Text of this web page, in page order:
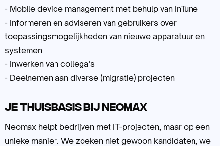
- Mobile device management met behulp van InTune
- Informeren en adviseren van gebruikers over
toepassingsmogelijkheden van nieuwe apparatuur en
systemen
- Inwerken van collega’s
- Deelnemen aan diverse (migratie) projecten
Je thuisbasis bij neomax
Neomax helpt bedrijven met IT-projecten, maar op een
unieke manier. We zoeken niet gewoon kandidaten, we